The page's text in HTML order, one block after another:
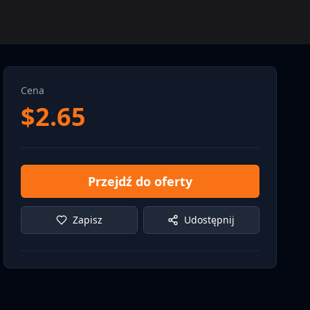
Cena
$2.65
Przejdź do oferty
Zapisz Udostępnij